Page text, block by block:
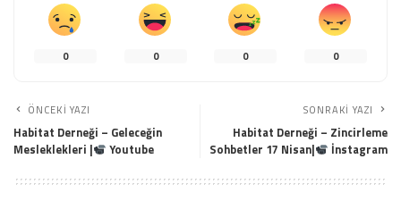
0 0 0 0
ÖNCEKI YAZI
Habitat Derneği – Geleceğin
Mesleklekleri |
Youtube
SONRAKI YAZI
Habitat Derneği – Zincirleme
Sohbetler 17 Nisan|
İnstagram